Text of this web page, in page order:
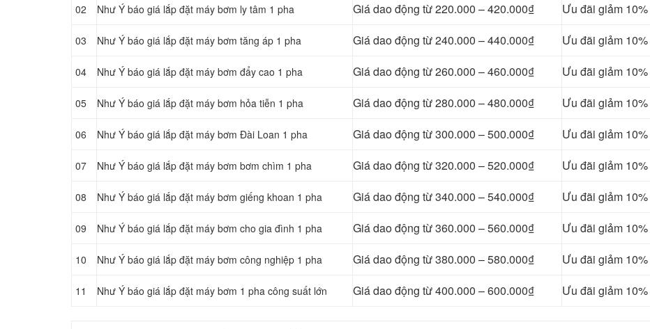
02 Như Ý báo giá lắp đặt máy bơm ly tâm 1 pha Giá dao động từ 220.000 – 420.000₫ Ưu đãi giảm 10%
03 Như Ý báo giá lắp đặt máy bơm tăng áp 1 pha Giá dao động từ 240.000 – 440.000₫ Ưu đãi giảm 10%
04 Như Ý báo giá lắp đặt máy bơm đẩy cao 1 pha Giá dao động từ 260.000 – 460.000₫ Ưu đãi giảm 10%
05 Như Ý báo giá lắp đặt máy bơm hỏa tiễn 1 pha Giá dao động từ 280.000 – 480.000₫ Ưu đãi giảm 10%
06 Như Ý báo giá lắp đặt máy bơm Đài Loan 1 pha Giá dao động từ 300.000 – 500.000₫ Ưu đãi giảm 10%
07 Như Ý báo giá lắp đặt máy bơm bơm chìm 1 pha Giá dao động từ 320.000 – 520.000₫ Ưu đãi giảm 10%
08 Như Ý báo giá lắp đặt máy bơm giếng khoan 1 pha Giá dao động từ 340.000 – 540.000₫ Ưu đãi giảm 10%
09 Như Ý báo giá lắp đặt máy bơm cho gia đình 1 pha Giá dao động từ 360.000 – 560.000₫ Ưu đãi giảm 10%
10 Như Ý báo giá lắp đặt máy bơm công nghiệp 1 pha Giá dao động từ 380.000 – 580.000₫ Ưu đãi giảm 10%
11 Như Ý báo giá lắp đặt máy bơm 1 pha công suất lớn Giá dao động từ 400.000 – 600.000₫ Ưu đãi giảm 10%